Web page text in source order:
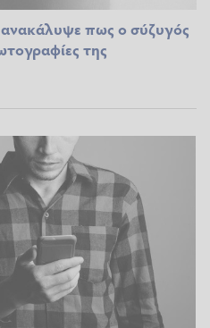
πως ο σύζυγός
της